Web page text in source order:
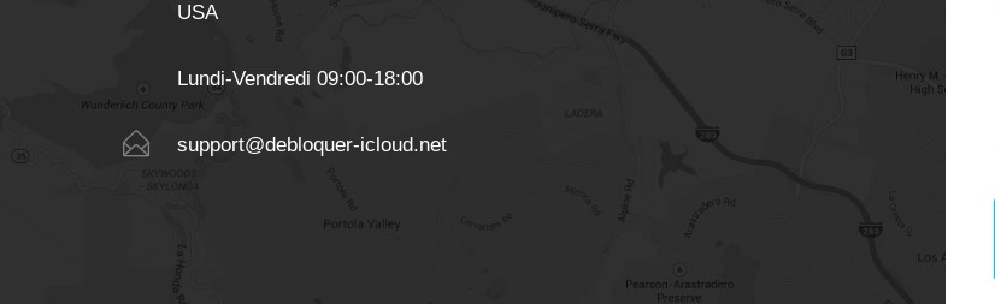
USA
Lundi-Vendredi 09:00-18:00
support@debloquer-icloud.net